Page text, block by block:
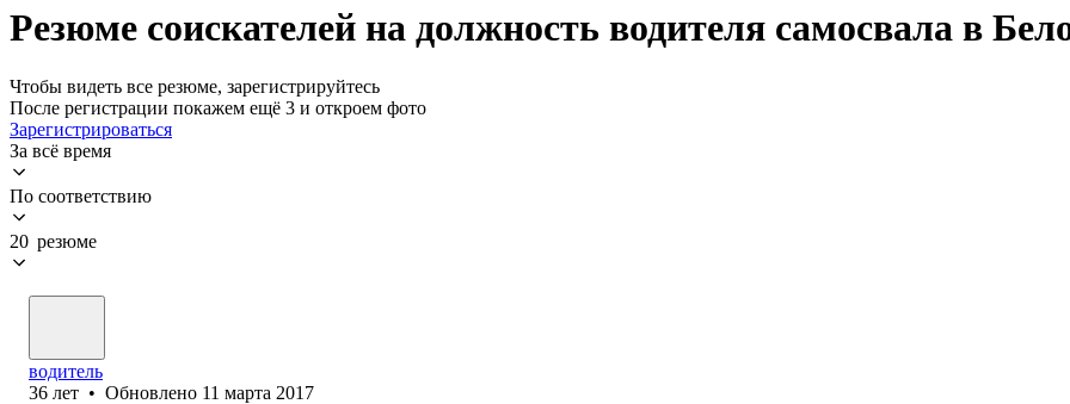
Резюме соискателей на должность водителя самосвала в
Чтобы видеть все резюме, зарегистрируйтесь
После регистрации покажем ещё 3 и откроем фото
Зарегистрироваться
За всё время
По соответствию
20 резюме
водитель
36 лет • Обновлено 11 марта 2017